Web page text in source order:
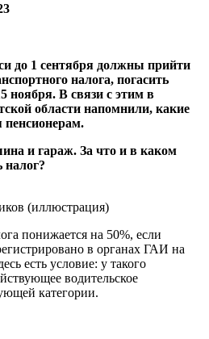
до 1 сентября должны прийти
налога, погасить
ноября. В связи с этим в
области напомнили, какие
пенсионерам.
(иллюстрация)
понижается на 50%, если
в органах ГАИ на
есть условие: у такого
водительское
категории.